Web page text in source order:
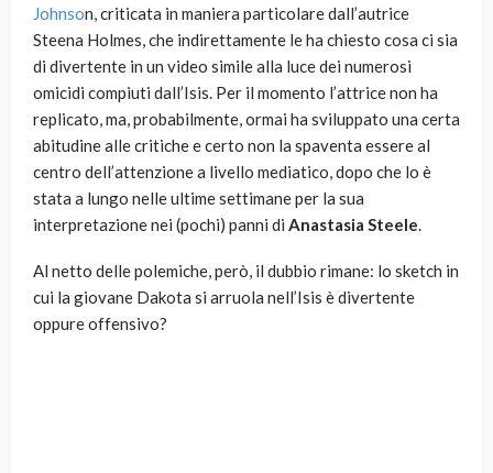
Johnson, criticata in maniera particolare dall’autrice
Steena Holmes, che indirettamente le ha chiesto cosa ci sia
di divertente in un video simile alla luce dei numerosi
omicidi compiuti dall’Isis. Per il momento l’attrice non ha
replicato, ma, probabilmente, ormai ha sviluppato una certa
abitudine alle critiche e certo non la spaventa essere al
centro dell’attenzione a livello mediatico, dopo che lo è
stata a lungo nelle ultime settimane per la sua
interpretazione nei (pochi) panni di Anastasia Steele.
Al netto delle polemiche, però, il dubbio rimane: lo sketch in
cui la giovane Dakota si arruola nell’Isis è divertente
oppure offensivo?